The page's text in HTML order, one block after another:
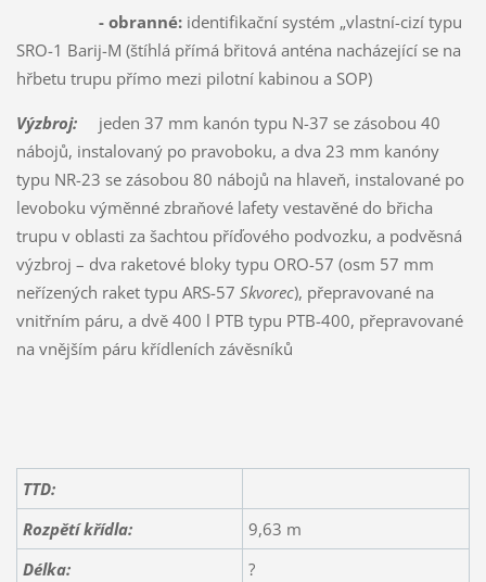
- obranné:identifikační systém „vlastní-cizí typu
SRO-1 Barij-M (štíhlá přímá břitová anténa nacházející se na
hřbetu trupu přímo mezi pilotní kabinou a SOP)
Výzbroj:jeden 37 mm kanón typu N-37 se zásobou 40
nábojů, instalovaný po pravoboku, a dva 23 mm kanóny
typu NR-23 se zásobou 80 nábojů na hlaveň, instalované po
levoboku výměnné zbraňové lafety vestavěné do břicha
trupu v oblasti za šachtou příďového podvozku, a podvěsná
výzbroj – dva raketové bloky typu ORO-57 (osm 57 mm
neřízených raket typu ARS-57 Skvorec), přepravované na
vnitřním páru, a dvě 400 l PTB typu PTB-400, přepravované
na vnějším páru křídleních závěsníků
TTD:
Rozpětí křídla:
9,63 m
Délka:
?